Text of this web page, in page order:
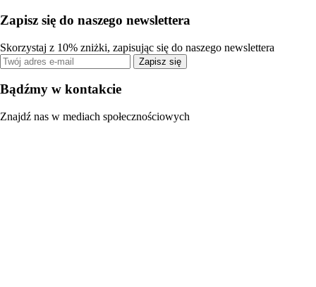
Zapisz się do naszego newslettera
Skorzystaj z 10% zniżki, zapisując się do naszego newslettera
Zapisz się
Bądźmy w kontakcie
Znajdź nas w mediach społecznościowych